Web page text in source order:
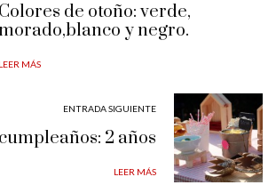
Colores de otoño: verde,
y negro.
LEER MÁS
ENTRADA SIGUIENTE
2 años
LEER MÁS